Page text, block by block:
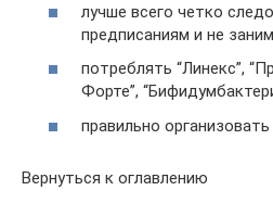
лучше всего четко
предписаниям и не
потреблять “Линекс”,
Форте”,
правильно
Вернуться к оглавлению